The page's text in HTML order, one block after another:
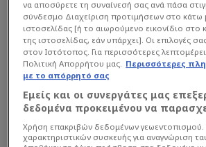
Διαβάστε πώς η ταινία έγινε
τουριστικής Ελλάδας των 60’s,
να αποσύρετε τη συναίνεσή σας ανά πάσα
σύνδεσμο Διαχείριση προτιμήσεων στο κάτω
ιστοσελίδας [ή το αιωρούμενο εικονίδιο στο
της ιστοσελίδας, εάν υπάρχει]. Οι επιλογές
στον Ιστότοπος. Για περισσότερες
Πολιτική Απορρήτου μας. Περισσότερες
με το απόρρητό σας
Εμείς και οι συνεργάτες μας
δεδομένα προκειμένου να
Χρήση επακριβών δεδομένων
χαρακτηριστικών συσκευής για αναγνώριση